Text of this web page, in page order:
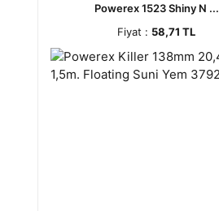
Powerex 1523 Shiny N ...
Fiyat : 58,71 TL